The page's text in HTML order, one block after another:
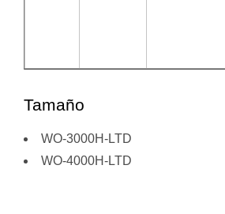
Tamaño
WO-3000H-LTD
WO-4000H-LTD